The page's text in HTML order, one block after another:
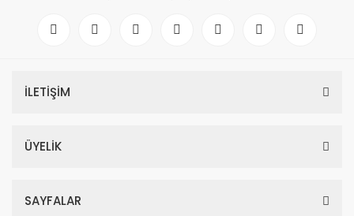
İLETİŞİM
ÜYELİK
SAYFALAR